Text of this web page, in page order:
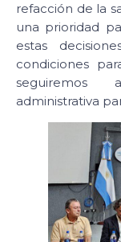
refacción de la
una prioridad
estas
condiciones
seguiremos
administrativa